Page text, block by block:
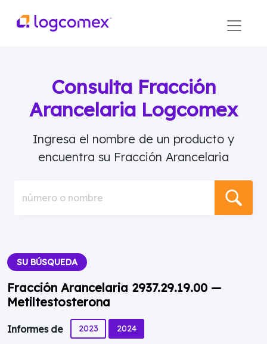
Consulta Fracción
Arancelaria Logcomex
Ingresa el nombre de un producto y
encuentra su Fracción Arancelaria
número o nombre
SU BÚSQUEDA
Fracción Arancelaria 2937.29.19.00 —
Metiltestosterona
Informes de 2023 2024